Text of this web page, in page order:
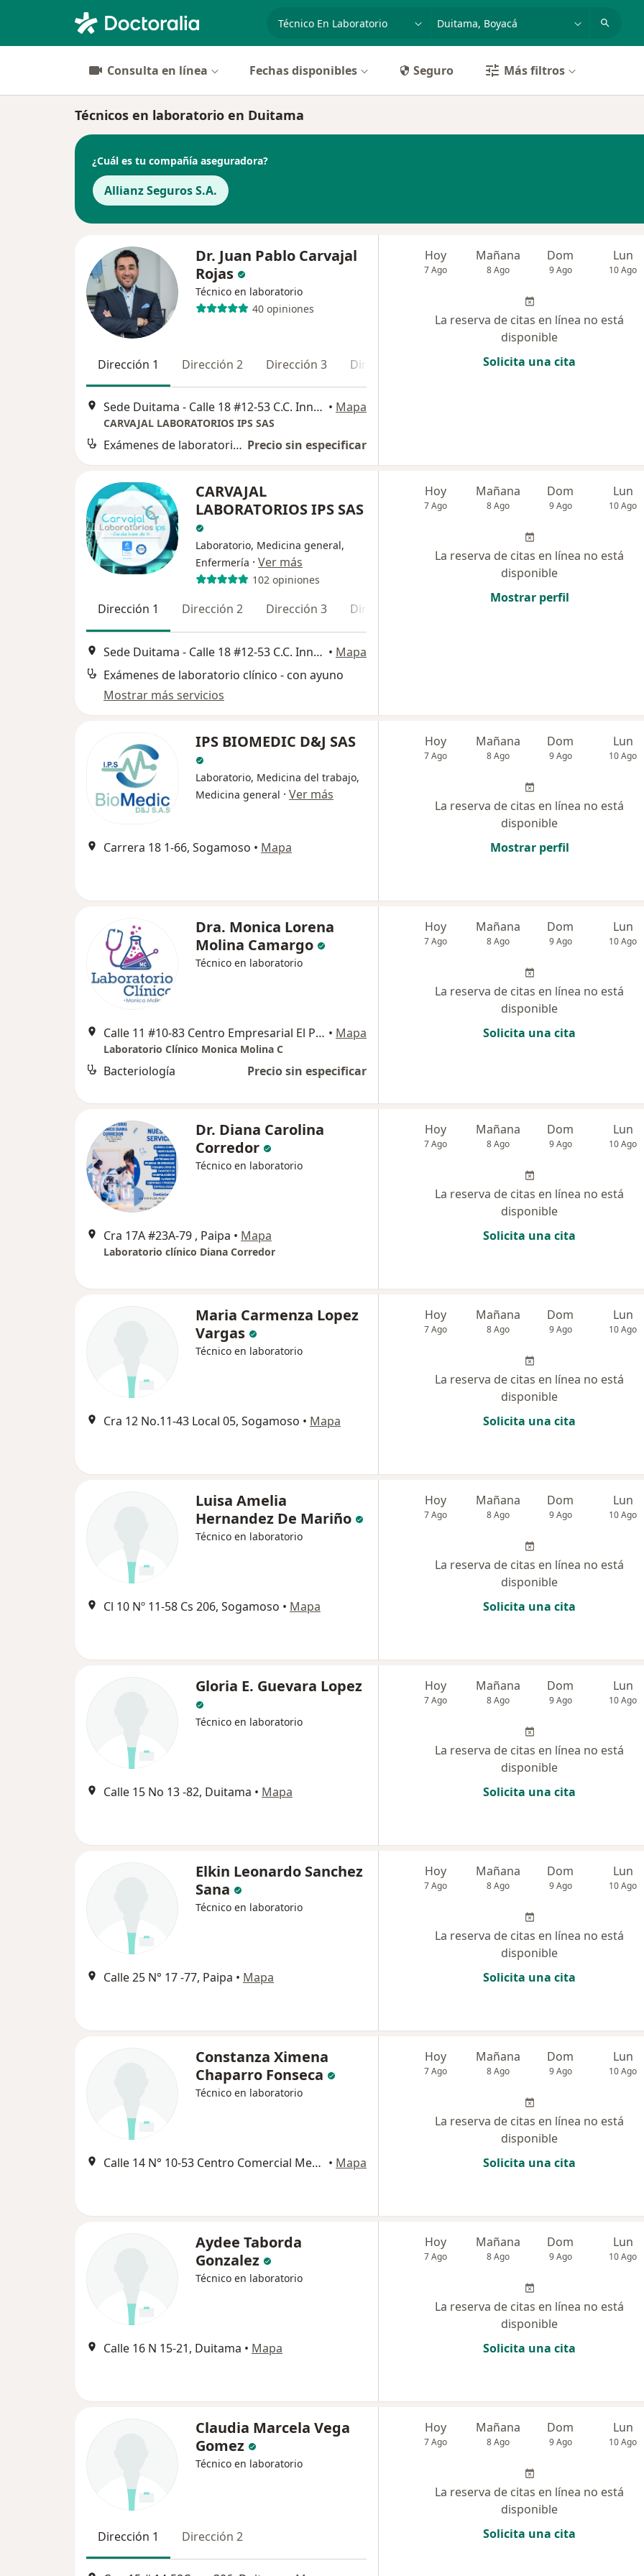
especialidad, enfermedad o nombre
Consulta en línea Fechas disponibles Seguro Más filtros
Técnicos en laboratorio en Duitama
¿Cuál es tu compañía aseguradora?
Allianz Seguros S.A.
Dr. Juan Pablo Carvajal
Rojas
Técnico en laboratorio
40 opiniones
Dirección 1 Dirección 2 Dirección 3 Dirección 4
Sede Duitama - Calle 18 #12-53 C.C. Innovo Plaza Local 2-02 y local 5-01 -, Duitama • Mapa
CARVAJAL LABORATORIOS IPS SAS
Exámenes de laboratorio clínico - con ayuno Precio sin especificar
Hoy
7 Ago
Mañana
8 Ago
Dom
9 Ago
Lun
10 Ago
La reserva de citas en línea no está
disponible
Solicita una cita
CARVAJAL
LABORATORIOS IPS SAS
Laboratorio, Medicina general,
Enfermería · Ver más
102 opiniones
Dirección 1 Dirección 2 Dirección 3 Dirección 4 Dirección 6
Sede Duitama - Calle 18 #12-53 C.C. Innovo Plaza Local 2-02 y local 5-01 -, Duitama • Mapa
Exámenes de laboratorio clínico - con ayuno
Mostrar más servicios
Hoy
7 Ago
Mañana
8 Ago
Dom
9 Ago
Lun
10 Ago
La reserva de citas en línea no está
disponible
Mostrar perfil
IPS BIOMEDIC D&J SAS
Laboratorio, Medicina del trabajo,
Medicina general · Ver más
Carrera 18 1-66, Sogamoso • Mapa
Hoy
7 Ago
Mañana
8 Ago
Dom
9 Ago
Lun
10 Ago
La reserva de citas en línea no está
disponible
Mostrar perfil
Dra. Monica Lorena
Molina Camargo
Técnico en laboratorio
Calle 11 #10-83 Centro Empresarial El Parque, Consultorio 206, Sogamoso • Mapa
Laboratorio Clínico Monica Molina C
Bacteriología Precio sin especificar
Hoy
7 Ago
Mañana
8 Ago
Dom
9 Ago
Lun
10 Ago
La reserva de citas en línea no está
disponible
Solicita una cita
Dr. Diana Carolina
Corredor
Técnico en laboratorio
Cra 17A #23A-79 , Paipa • Mapa
Laboratorio clínico Diana Corredor
Hoy
7 Ago
Mañana
8 Ago
Dom
9 Ago
Lun
10 Ago
La reserva de citas en línea no está
disponible
Solicita una cita
Maria Carmenza Lopez
Vargas
Técnico en laboratorio
Cra 12 No.11-43 Local 05, Sogamoso • Mapa
Hoy
7 Ago
Mañana
8 Ago
Dom
9 Ago
Lun
10 Ago
La reserva de citas en línea no está
disponible
Solicita una cita
Luisa Amelia
Hernandez De Mariño
Técnico en laboratorio
Cl 10 Nº 11-58 Cs 206, Sogamoso • Mapa
Hoy
7 Ago
Mañana
8 Ago
Dom
9 Ago
Lun
10 Ago
La reserva de citas en línea no está
disponible
Solicita una cita
Gloria E. Guevara Lopez
Técnico en laboratorio
Calle 15 No 13 -82, Duitama • Mapa
Hoy
7 Ago
Mañana
8 Ago
Dom
9 Ago
Lun
10 Ago
La reserva de citas en línea no está
disponible
Solicita una cita
Elkin Leonardo Sanchez
Sana
Técnico en laboratorio
Calle 25 N° 17 -77, Paipa • Mapa
Hoy
7 Ago
Mañana
8 Ago
Dom
9 Ago
Lun
10 Ago
La reserva de citas en línea no está
disponible
Solicita una cita
Constanza Ximena
Chaparro Fonseca
Técnico en laboratorio
Calle 14 N° 10-53 Centro Comercial Meditropolis Ii, Sogamoso • Mapa
Hoy
7 Ago
Mañana
8 Ago
Dom
9 Ago
Lun
10 Ago
La reserva de citas en línea no está
disponible
Solicita una cita
Aydee Taborda
Gonzalez
Técnico en laboratorio
Calle 16 N 15-21, Duitama • Mapa
Hoy
7 Ago
Mañana
8 Ago
Dom
9 Ago
Lun
10 Ago
La reserva de citas en línea no está
disponible
Solicita una cita
Claudia Marcela Vega
Gomez
Técnico en laboratorio
Dirección 1 Dirección 2
Hoy
7 Ago
Mañana
8 Ago
Dom
9 Ago
Lun
10 Ago
La reserva de citas en línea no está
disponible
Solicita una cita